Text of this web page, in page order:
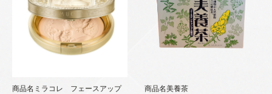
商品名ミラコレ フェースアップ
商品名美養茶